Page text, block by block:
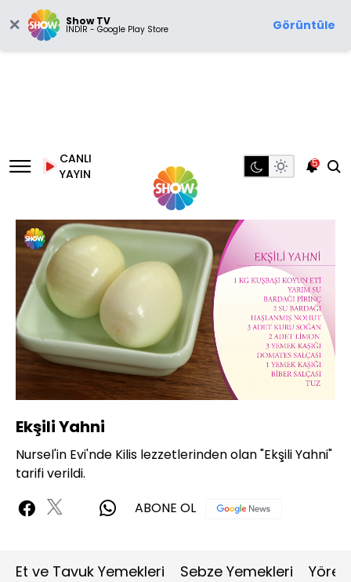
Show TV
İNDİR - Google Play Store Görüntüle
CANLI
YAYIN
5
Sesi
Aç
720P
Yüklendi:
2.89%
Hızı
Ekşili Yahni
Nursel'in Evi'nde Kilis lezzetlerinden olan "Ekşili Yahni"
tarifi verildi.
ABONE OL
Et ve Tavuk Yemekleri Sebze Yemekleri